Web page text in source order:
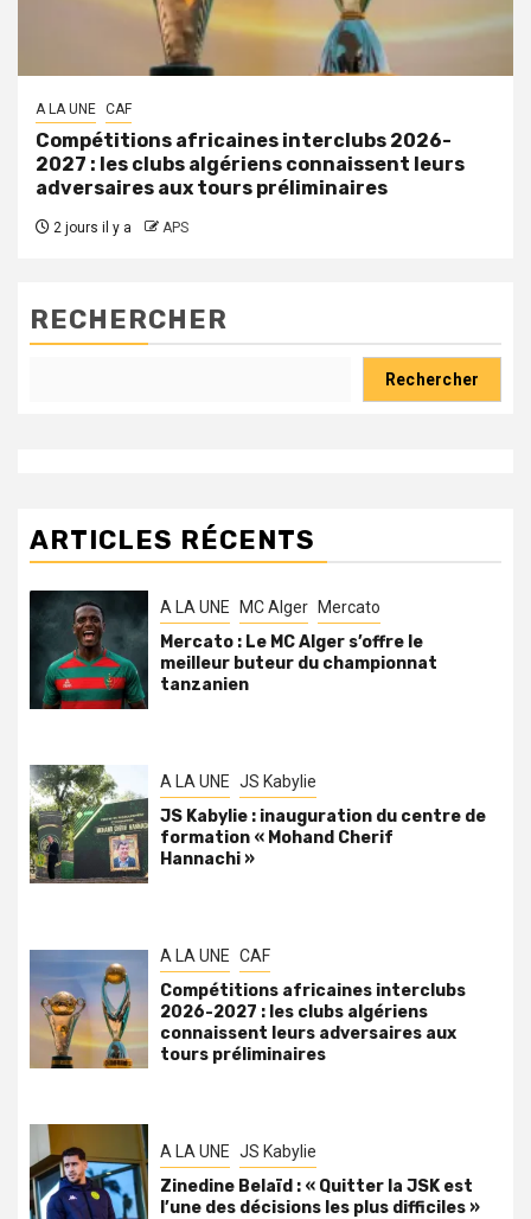
A LA UNE CAF
Compétitions africaines interclubs 2026-
2027 : les clubs algériens connaissent leurs
adversaires aux tours préliminaires
2 jours il y a APS
RECHERCHER
Rechercher
ARTICLES RÉCENTS
A LA UNE MC Alger Mercato
Mercato : Le MC Alger s’offre le
meilleur buteur du championnat
tanzanien
A LA UNE JS Kabylie
JS Kabylie : inauguration du centre de
formation « Mohand Cherif
Hannachi »
A LA UNE CAF
Compétitions africaines interclubs
2026-2027 : les clubs algériens
connaissent leurs adversaires aux
tours préliminaires
A LA UNE JS Kabylie
Zinedine Belaïd : « Quitter la JSK est
l’une des décisions les plus difficiles »